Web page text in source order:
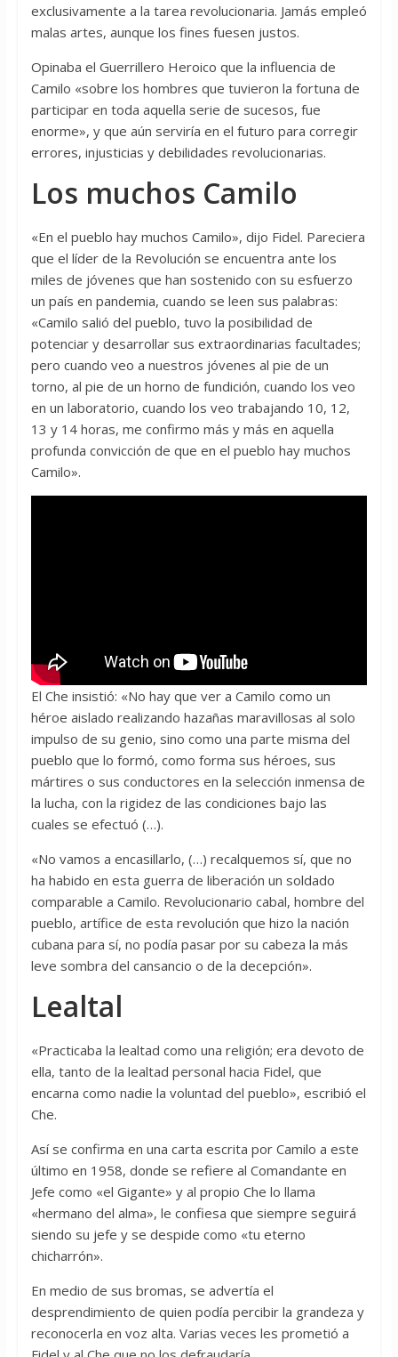
exclusivamente a la tarea revolucionaria. Jamás empleó
malas artes, aunque los fines fuesen justos.
Opinaba el Guerrillero Heroico que la influencia de
Camilo «sobre los hombres que tuvieron la fortuna de
participar en toda aquella serie de sucesos, fue
enorme», y que aún serviría en el futuro para corregir
errores, injusticias y debilidades revolucionarias.
Los muchos Camilo
«En el pueblo hay muchos Camilo», dijo Fidel. Pareciera
que el líder de la Revolución se encuentra ante los
miles de jóvenes que han sostenido con su esfuerzo
un país en pandemia, cuando se leen sus palabras:
«Camilo salió del pueblo, tuvo la posibilidad de
potenciar y desarrollar sus extraordinarias facultades;
pero cuando veo a nuestros jóvenes al pie de un
torno, al pie de un horno de fundición, cuando los veo
en un laboratorio, cuando los veo trabajando 10, 12,
13 y 14 horas, me confirmo más y más en aquella
profunda convicción de que en el pueblo hay muchos
Camilo».
El Che insistió: «No hay que ver a Camilo como un
héroe aislado realizando hazañas maravillosas al solo
impulso de su genio, sino como una parte misma del
pueblo que lo formó, como forma sus héroes, sus
mártires o sus conductores en la selección inmensa de
la lucha, con la rigidez de las condiciones bajo las
cuales se efectuó (…).
«No vamos a encasillarlo, (…) recalquemos sí, que no
ha habido en esta guerra de liberación un soldado
comparable a Camilo. Revolucionario cabal, hombre del
pueblo, artífice de esta revolución que hizo la nación
cubana para sí, no podía pasar por su cabeza la más
leve sombra del cansancio o de la decepción».
Lealtal
«Practicaba la lealtad como una religión; era devoto de
ella, tanto de la lealtad personal hacia Fidel, que
encarna como nadie la voluntad del pueblo», escribió el
Che.
Así se confirma en una carta escrita por Camilo a este
último en 1958, donde se refiere al Comandante en
Jefe como «el Gigante» y al propio Che lo llama
«hermano del alma», le confiesa que siempre seguirá
siendo su jefe y se despide como «tu eterno
chicharrón».
En medio de sus bromas, se advertía el
desprendimiento de quien podía percibir la grandeza y
reconocerla en voz alta. Varias veces les prometió a